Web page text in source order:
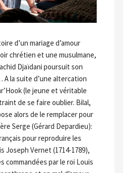
d’un mariage d’amour
chrétien et une musulmane,
Djaïdani poursuit son
la suite d’une altercation
(le jeune et véritable
de se faire oublier. Bilal,
alors de le remplacer pour
Serge (Gérard Depardieu):
pour reproduire les
Joseph Vernet (1714-1789),
commandées par le roi Louis